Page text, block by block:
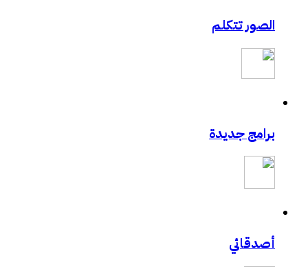
الصور تتكلم
برامج جديدة
أصدقائي